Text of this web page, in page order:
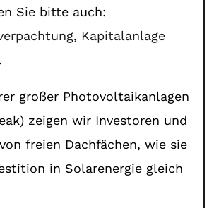
Sie bitte auch:
, Kapitalanlage
.
großer Photovoltaikanlagen
zeigen wir Investoren und
freien Dachfächen, wie sie
in Solarenergie gleich